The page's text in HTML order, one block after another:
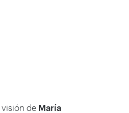
de María